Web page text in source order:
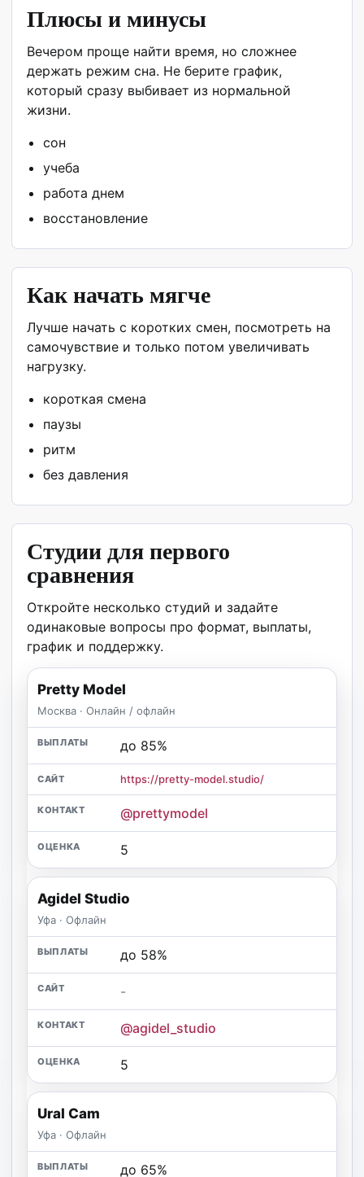
Плюсы и минусы
Вечером проще найти время, но сложнее
держать режим сна. Не берите график,
который сразу выбивает из нормальной
жизни.
сон
учеба
работа днем
восстановление
Как начать мягче
Лучше начать с коротких смен, посмотреть на
самочувствие и только потом увеличивать
нагрузку.
короткая смена
паузы
ритм
без давления
Студии для первого
сравнения
Откройте несколько студий и задайте
одинаковые вопросы про формат, выплаты,
график и поддержку.
Pretty Model
Москва · Онлайн / офлайн
до 85%
https://pretty-model.studio/
@prettymodel
5
Agidel Studio
Уфа · Офлайн
до 58%
-
@agidel_studio
5
Ural Cam
Уфа · Офлайн
до 65%